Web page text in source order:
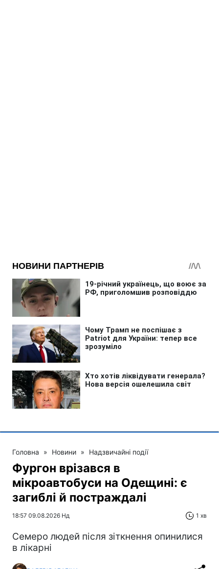
Головна » Новини » Надзвичайні події
Фургон врізався в
мікроавтобуси на Одещині: є
загиблі й постраждалі
18:57 09.08.2026 Нд 1 хв
Cемеро людей після зіткнення опинилися
в лікарні